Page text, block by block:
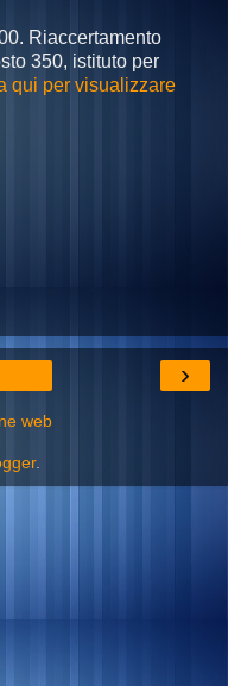
Riaccertamento
350, istituto per
qui per visualizzare
›
web
.